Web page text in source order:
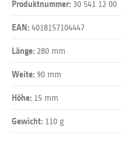
Produktnummer: 30 541 12 00
EAN: 4018157104447
Länge: 280 mm
Weite: 90 mm
Höhe: 15 mm
Gewicht: 110 g